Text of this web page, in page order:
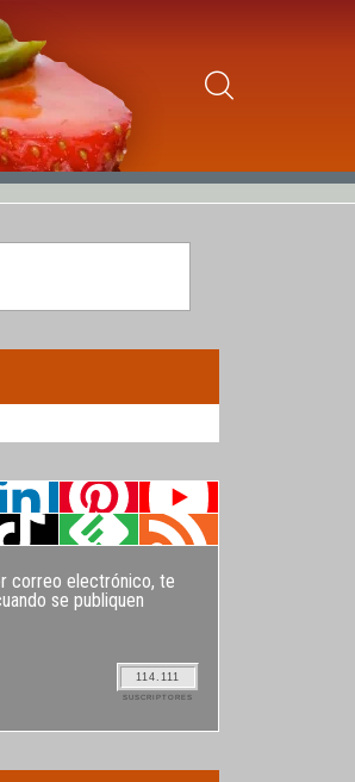
correo electrónico, te
se publiquen
114.111
SUSCRIPTORES